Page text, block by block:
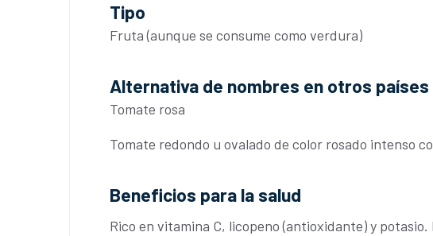
Tipo
Fruta (aunque se consume como verdura)
Alternativa de nombres en otros países
Tomate rosa
Tomate redondo u ovalado de color rosado intenso
Beneficios para la salud
Rico en vitamina C, licopeno (antioxidante) y